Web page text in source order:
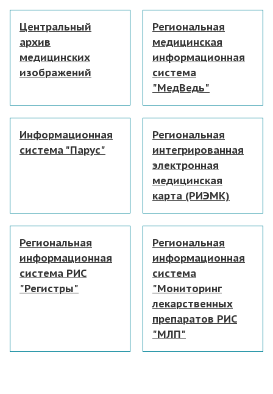
Центральный
архив
медицинских
изображений
Региональная
медицинская
информационная
система
"МедВедь"
Информационная
система "Парус"
Региональная
интегрированная
электронная
медицинская
карта (РИЭМК)
Региональная
информационная
система РИС
"Регистры"
Региональная
информационная
система
"Мониторинг
лекарственных
препаратов РИС
"МЛП"